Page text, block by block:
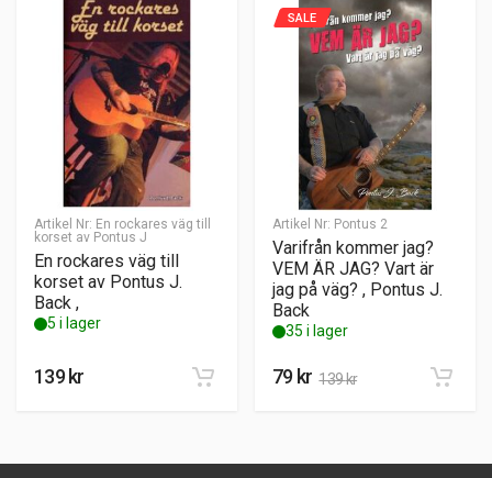
Artikel Nr: En rockares väg till
korset av Pontus J
En rockares väg till
korset av Pontus J.
Back ,
5 i lager
139kr
Artikel Nr: Pontus 2
SALE
Varifrån kommer jag?
VEM ÄR JAG? Vart är
jag på väg? , Pontus J.
Back
35 i lager
79kr 139kr